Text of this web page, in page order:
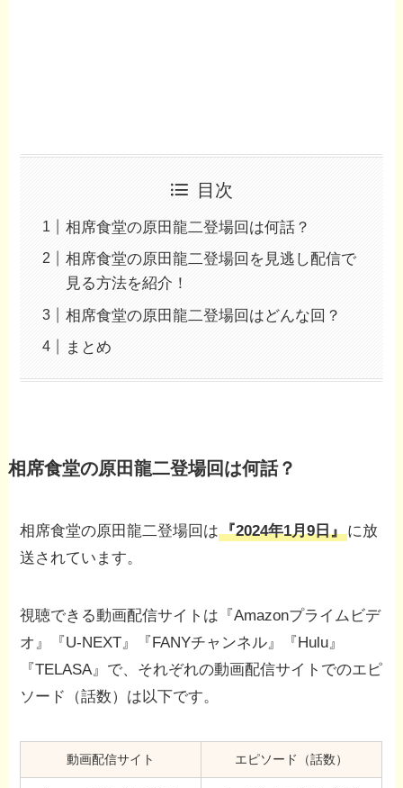
目次
相席食堂の原田龍二登場回は何話？
相席食堂の原田龍二登場回を見逃し配信で
見る方法を紹介！
相席食堂の原田龍二登場回はどんな回？
まとめ
相席食堂の原田龍二登場回は何話？
相席食堂の原田龍二登場回は『2024年1月9日』に放
送されています。
視聴できる動画配信サイトは『Amazonプライムビデ
オ』『U-NEXT』『FANYチャンネル』『Hulu』
『TELASA』で、それぞれの動画配信サイトでのエピ
ソード（話数）は以下です。
動画配信サイト エピソード（話数）